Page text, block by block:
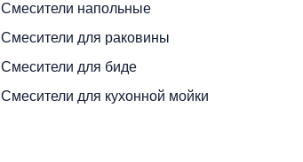
Смесители напольные
Смесители для раковины
Смесители для биде
Смесители для кухонной мойки